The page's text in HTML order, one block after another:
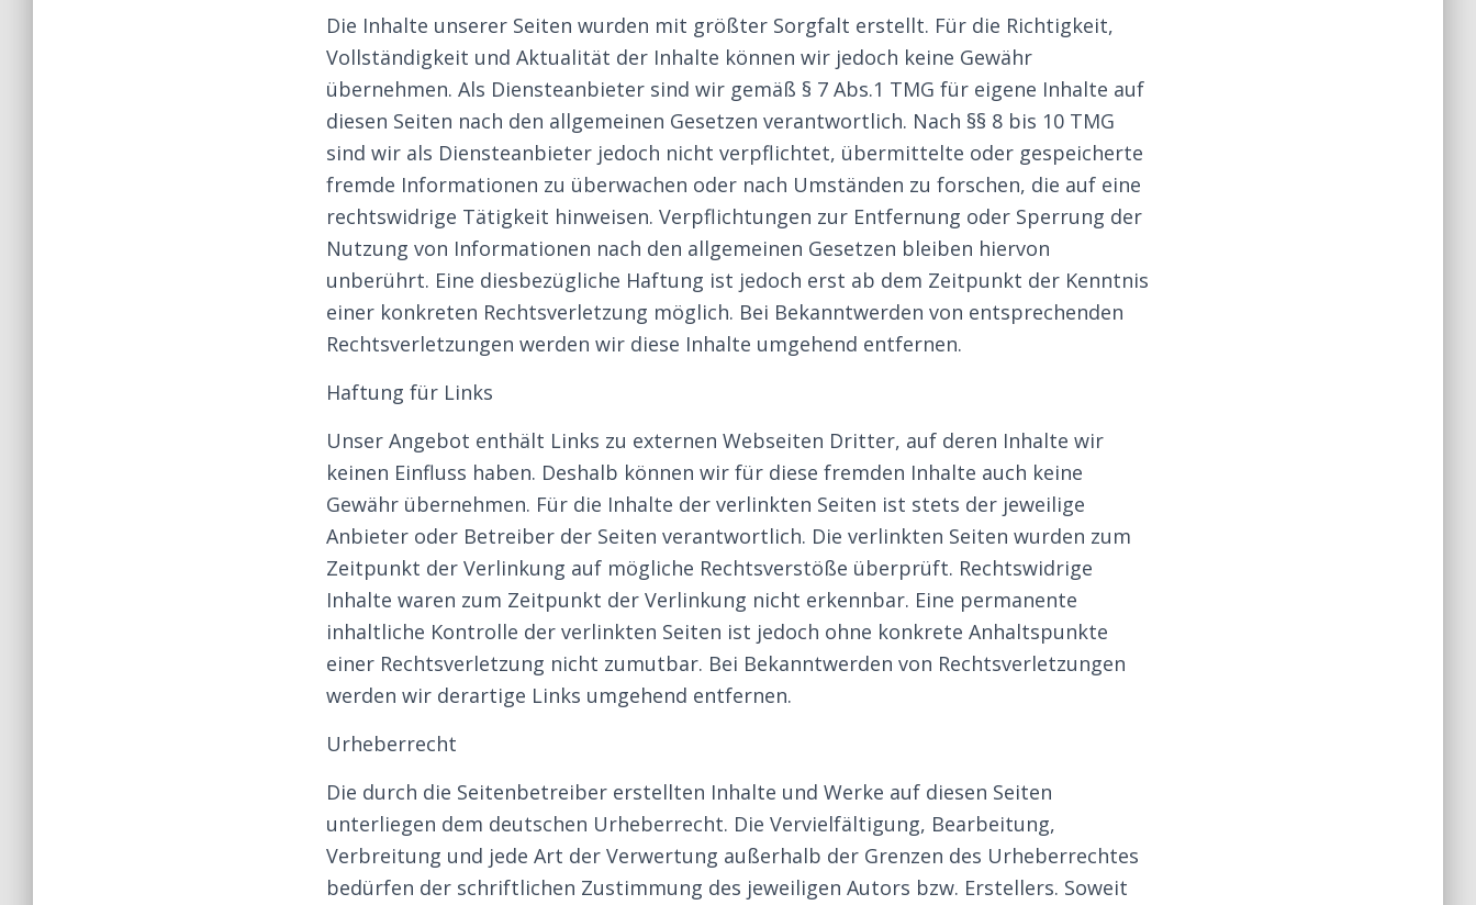
Die Inhalte unserer Seiten wurden mit größter Sorgfalt erstellt. Für die Richtigkeit,
Vollständigkeit und Aktualität der Inhalte können wir jedoch keine Gewähr
übernehmen. Als Diensteanbieter sind wir gemäß § 7 Abs.1 TMG für eigene Inhalte auf
diesen Seiten nach den allgemeinen Gesetzen verantwortlich. Nach §§ 8 bis 10 TMG
sind wir als Diensteanbieter jedoch nicht verpflichtet, übermittelte oder gespeicherte
fremde Informationen zu überwachen oder nach Umständen zu forschen, die auf eine
rechtswidrige Tätigkeit hinweisen. Verpflichtungen zur Entfernung oder Sperrung der
Nutzung von Informationen nach den allgemeinen Gesetzen bleiben hiervon
unberührt. Eine diesbezügliche Haftung ist jedoch erst ab dem Zeitpunkt der Kenntnis
einer konkreten Rechtsverletzung möglich. Bei Bekanntwerden von entsprechenden
Rechtsverletzungen werden wir diese Inhalte umgehend entfernen.
Haftung für Links
Unser Angebot enthält Links zu externen Webseiten Dritter, auf deren Inhalte wir
keinen Einfluss haben. Deshalb können wir für diese fremden Inhalte auch keine
Gewähr übernehmen. Für die Inhalte der verlinkten Seiten ist stets der jeweilige
Anbieter oder Betreiber der Seiten verantwortlich. Die verlinkten Seiten wurden zum
Zeitpunkt der Verlinkung auf mögliche Rechtsverstöße überprüft. Rechtswidrige
Inhalte waren zum Zeitpunkt der Verlinkung nicht erkennbar. Eine permanente
inhaltliche Kontrolle der verlinkten Seiten ist jedoch ohne konkrete Anhaltspunkte
einer Rechtsverletzung nicht zumutbar. Bei Bekanntwerden von Rechtsverletzungen
werden wir derartige Links umgehend entfernen.
Urheberrecht
Die durch die Seitenbetreiber erstellten Inhalte und Werke auf diesen Seiten
unterliegen dem deutschen Urheberrecht. Die Vervielfältigung, Bearbeitung,
Verbreitung und jede Art der Verwertung außerhalb der Grenzen des Urheberrechtes
bedürfen der schriftlichen Zustimmung des jeweiligen Autors bzw. Erstellers. Soweit